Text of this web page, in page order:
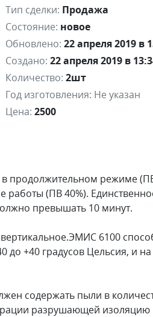
Тип сделки: Продажа
Состояние: новое
Обновлено: 22 апреля 2019 в
Создано: 22 апреля 2019 в
Количество: 2шт
Год изготовления: Не указан
Цена: 2500
продолжительном режиме
(ПВ 40%).
превышать 10 минут.
6100
+40 градусов Цельсия, и
содержать пыли в
разрушающей